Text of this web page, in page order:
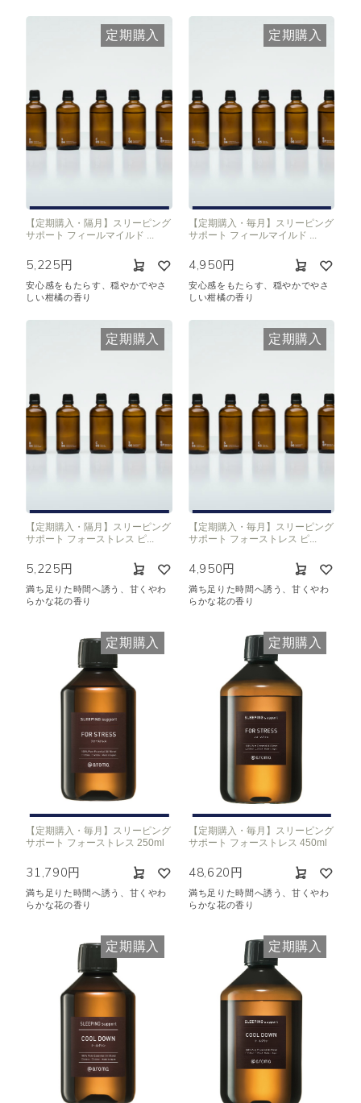
定期購入
【定期購入・隔月】スリーピング
サポート フィールマイルド ...
5,225円
安心感をもたらす、穏やかでやさ
しい柑橘の香り
定期購入
【定期購入・毎月】スリーピング
サポート フィールマイルド ...
4,950円
安心感をもたらす、穏やかでやさ
しい柑橘の香り
定期購入
【定期購入・隔月】スリーピング
サポート フォーストレス ピ...
5,225円
満ち足りた時間へ誘う、甘くやわ
らかな花の香り
定期購入
【定期購入・毎月】スリーピング
サポート フォーストレス ピ...
4,950円
満ち足りた時間へ誘う、甘くやわ
らかな花の香り
定期購入
【定期購入・毎月】スリーピング
サポート フォーストレス 250ml
31,790円
満ち足りた時間へ誘う、甘くやわ
らかな花の香り
定期購入
【定期購入・毎月】スリーピング
サポート フォーストレス 450ml
48,620円
満ち足りた時間へ誘う、甘くやわ
らかな花の香り
定期購入 定期購入